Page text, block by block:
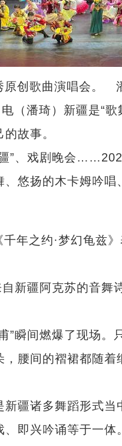
原创歌曲演唱会
潘琦）新疆是“歌
故事。
、戏剧晚会
、悠扬的木卡姆吟
千年之约·梦幻龟兹
疆阿克苏的音舞
间燃爆了现场。
腰间的褶裙都随
诸多舞蹈形式当
即兴吟诵等于一